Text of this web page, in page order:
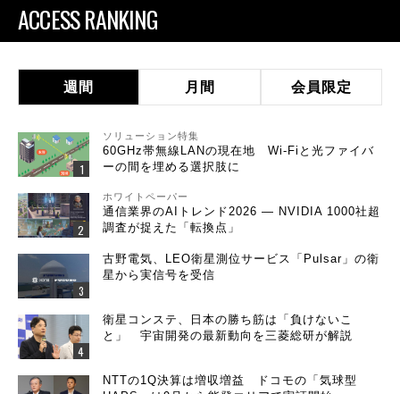
ACCESS RANKING
週間 月間 会員限定
ソリューション特集
60GHz帯無線LANの現在地 Wi-Fiと光ファイバ
ーの間を埋める選択肢に
ホワイトペーパー
通信業界のAIトレンド2026 ― NVIDIA 1000社超
調査が捉えた「転換点」
古野電気、LEO衛星測位サービス「Pulsar」の衛
星から実信号を受信
衛星コンステ、日本の勝ち筋は「負けないこ
と」 宇宙開発の最新動向を三菱総研が解説
NTTの1Q決算は増収増益 ドコモの「気球型